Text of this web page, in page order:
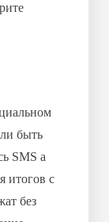
быть
SMS а
итогов с
без